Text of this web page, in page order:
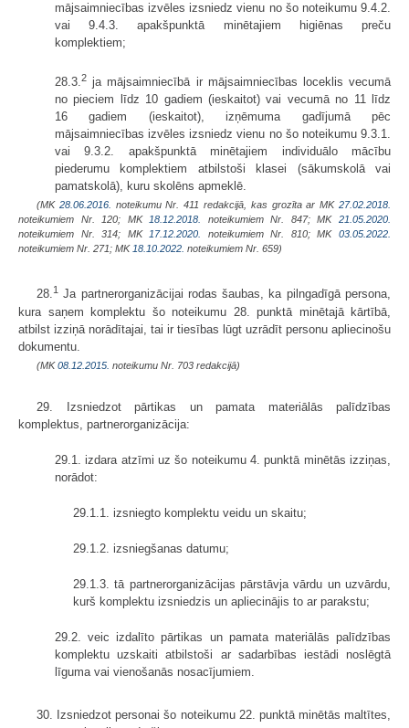
mājsaimniecības izvēles izsniedz vienu no šo noteikumu 9.4.2.
vai 9.4.3. apakšpunktā minētajiem higiēnas preču
komplektiem;
28.3.2 ja mājsaimniecībā ir mājsaimniecības loceklis vecumā
no pieciem līdz 10 gadiem (ieskaitot) vai vecumā no 11 līdz
16 gadiem (ieskaitot), izņēmuma gadījumā pēc
mājsaimniecības izvēles izsniedz vienu no šo noteikumu 9.3.1.
vai 9.3.2. apakšpunktā minētajiem individuālo mācību
piederumu komplektiem atbilstoši klasei (sākumskolā vai
pamatskolā), kuru skolēns apmeklē.
(MK 28.06.2016. noteikumu Nr. 411 redakcijā, kas grozīta ar MK27.02.2018.
noteikumiem Nr. 120; MK 18.12.2018. noteikumiem Nr. 847; MK21.05.2020.
noteikumiem Nr. 314; MK 17.12.2020. noteikumiem Nr. 810; MK03.05.2022.
noteikumiem Nr. 271; MK 18.10.2022. noteikumiem Nr. 659)
28.1
Ja partnerorganizācijai rodas šaubas, ka pilngadīgā persona,
kura saņem komplektu šo noteikumu 28. punktā minētajā kārtībā,
atbilst izziņā norādītajai, tai ir tiesības lūgt uzrādīt personu apliecinošu
dokumentu.
(MK08.12.2015. noteikumu Nr. 703 redakcijā)
29. Izsniedzot pārtikas un pamata materiālās palīdzības
komplektus, partnerorganizācija:
29.1. izdara atzīmi uz šo noteikumu 4. punktā minētās izziņas,
norādot:
29.1.1. izsniegto komplektu veidu un skaitu;
29.1.2. izsniegšanas datumu;
29.1.3. tā partnerorganizācijas pārstāvja vārdu un uzvārdu,
kurš komplektu izsniedzis un apliecinājis to ar parakstu;
29.2. veic izdalīto pārtikas un pamata materiālās palīdzības
komplektu uzskaiti atbilstoši ar sadarbības iestādi noslēgtā
līguma vai vienošanās nosacījumiem.
30. Izsniedzot personai šo noteikumu 22. punktā minētās maltītes,